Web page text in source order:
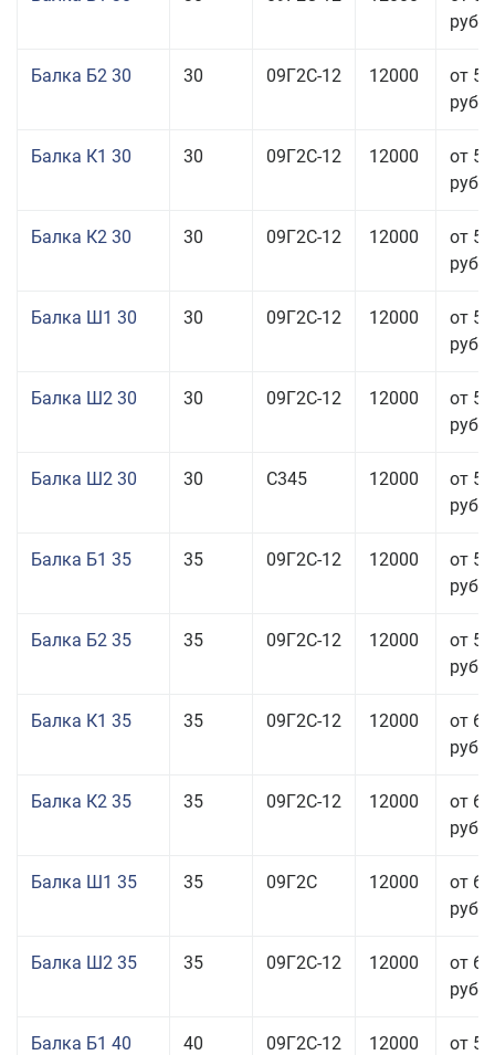
руб.
Балка Б2 30 30 09Г2С-12 12000
от
руб.
Балка К1 30 30 09Г2С-12 12000
от
руб.
Балка К2 30 30 09Г2С-12 12000
от
руб.
Балка Ш1 30 30 09Г2С-12 12000
от
руб.
Балка Ш2 30 30 09Г2С-12 12000
от
руб.
Балка Ш2 30 30 С345 12000
от
руб.
Балка Б1 35 35 09Г2С-12 12000
от
руб.
Балка Б2 35 35 09Г2С-12 12000
от
руб.
Балка К1 35 35 09Г2С-12 12000
от
руб.
Балка К2 35 35 09Г2С-12 12000
от
руб.
Балка Ш1 35 35 09Г2С 12000
от
руб.
Балка Ш2 35 35 09Г2С-12 12000
от
руб.
Балка Б1 40 40 09Г2С-12 12000
от